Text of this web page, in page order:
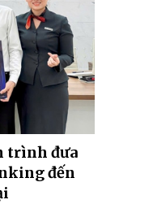
trình đưa
đến